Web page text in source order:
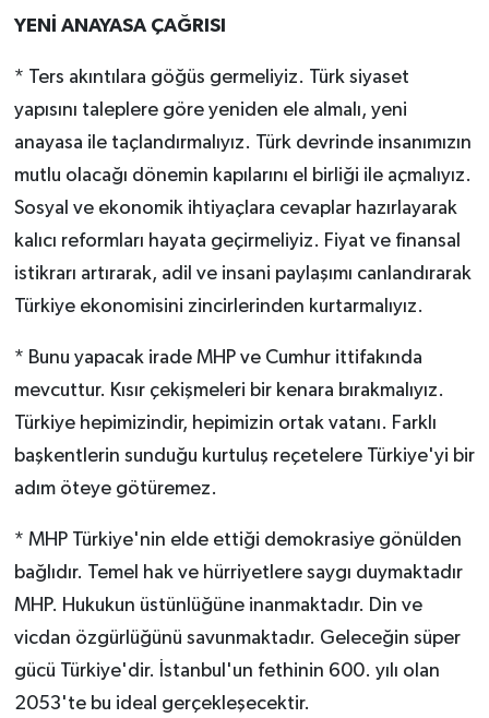
YENİ ANAYASA ÇAĞRISI
* Ters akıntılara göğüs germeliyiz. Türk siyaset
yapısını taleplere göre yeniden ele almalı, yeni
anayasa ile taçlandırmalıyız. Türk devrinde insanımızın
mutlu olacağı dönemin kapılarını el birliği ile açmalıyız.
Sosyal ve ekonomik ihtiyaçlara cevaplar hazırlayarak
kalıcı reformları hayata geçirmeliyiz. Fiyat ve finansal
istikrarı artırarak, adil ve insani paylaşımı canlandırarak
Türkiye ekonomisini zincirlerinden kurtarmalıyız.
* Bunu yapacak irade MHP ve Cumhur ittifakında
mevcuttur. Kısır çekişmeleri bir kenara bırakmalıyız.
Türkiye hepimizindir, hepimizin ortak vatanı. Farklı
başkentlerin sunduğu kurtuluş reçetelere Türkiye'yi bir
adım öteye götüremez.
* MHP Türkiye'nin elde ettiği demokrasiye gönülden
bağlıdır. Temel hak ve hürriyetlere saygı duymaktadır
MHP. Hukukun üstünlüğüne inanmaktadır. Din ve
vicdan özgürlüğünü savunmaktadır. Geleceğin süper
gücü Türkiye'dir. İstanbul'un fethinin 600. yılı olan
2053'te bu ideal gerçekleşecektir.